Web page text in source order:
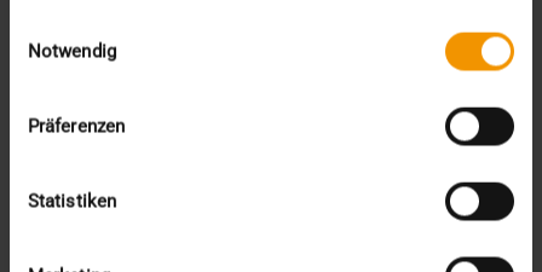
Notwendig
Präferenzen
Statistiken